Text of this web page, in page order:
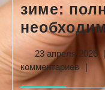
зиме:
23 апреля 2026 |
комментариев |